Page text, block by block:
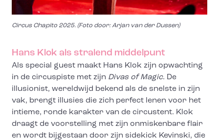
Circus Chapito 2025. (Foto door: Arjan van der Dussen)
Hans Klok als stralend middelpunt
Als special guest maakt Hans Klok zijn opwachting
in de circuspiste met zijn Divas of Magic. De
illusionist, wereldwijd bekend als de snelste in zijn
vak, brengt illusies die zich perfect lenen voor het
intieme, ronde karakter van de circustent. Klok
draagt de voorstelling met zijn onmiskenbare flair
en wordt bijgestaan door zijn sidekick Kevinski, die